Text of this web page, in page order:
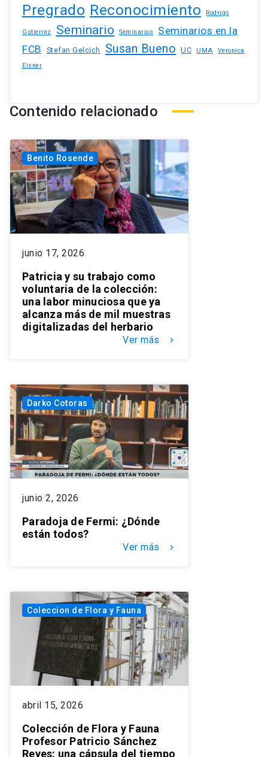
Pregrado Reconocimiento Rodrigo
Gutierrez Seminario Seminarios
Seminarios en la
FCB
Stefan Gelcich Susan Bueno UC UMA
Veronica
Eisner
Contenido relacionado
Benito Rosende
junio 17, 2026
Patricia y su trabajo como
voluntaria de la colección:
una labor minuciosa que ya
alcanza más de mil muestras
digitalizadas del herbario
Ver más keyboard_arrow_right
Darko Cotoras
junio 2, 2026
Paradoja de Fermi: ¿Dónde
están todos?
Ver más keyboard_arrow_right
Coleccion de Flora y Fauna
abril 15, 2026
Colección de Flora y Fauna
Profesor Patricio Sánchez
Reyes: una cápsula del tiempo